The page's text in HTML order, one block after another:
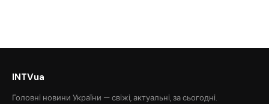
INTVua
Головні новини України — свіжі, актуальні, за сьогодні.